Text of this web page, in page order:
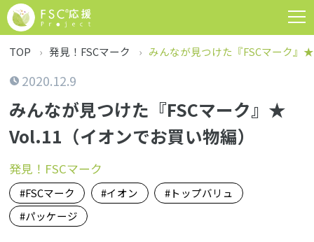
TOP 発見！FSCマーク みんなが見つけた『FSCマーク』
2020.12.9
みんなが見つけた『FSCマーク』★
Vol.11（イオンでお買い物編）
発見！FSCマーク
FSCマーク イオン
トップバリュ
パッケージ